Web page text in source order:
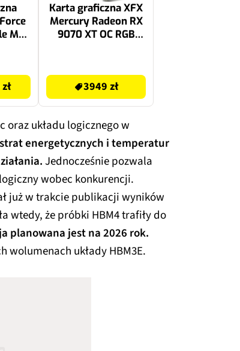
Max
Karta graficzna XFX
Mercury Radeon RX
9070 XT OC RGB
3949 zł
oraz układu logicznego w
energetycznych i temperatur
Jednocześnie pozwala
wobec konkurencji.
już w trakcie publikacji wyników
wtedy, że próbki HBM4 trafiły do
planowana jest na 2026 rok.
wolumenach układy HBM3E.